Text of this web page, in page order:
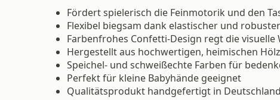
Fördert spielerisch die Feinmotorik und den
Flexibel biegsam dank elastischer und
Farbenfrohes Confetti-Design regt die visuelle
Hergestellt aus hochwertigen, heimischen
Speichel- und schweißechte Farben für
Perfekt für kleine Babyhände geeignet
Qualitätsprodukt handgefertigt in Deutschland